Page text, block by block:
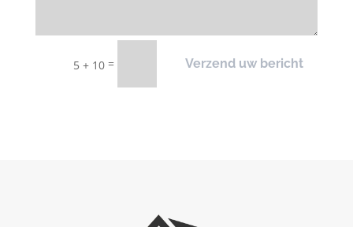
5 + 10 = Verzend uw bericht